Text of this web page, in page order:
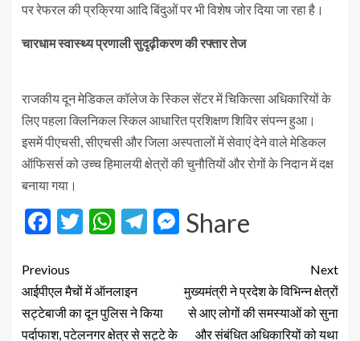
पर रेफरल की प्रक्रिया आदि बिंदुओं पर भी विशेष जोर दिया जा रहा है।
चारधाम स्वास्थ्य प्रणाली सुदृढ़ीकरण की रफ्तार तेज
राजकीय दून मेडिकल कॉलेज के स्किल सेंटर में चिकित्सा अधिकारियों के
लिए पहला क्लिनिकल स्किल आधारित प्रशिक्षण शिविर संपन्न हुआ।
इसमें पीएचसी, सीएचसी और जिला अस्पतालों में सेवाएं देने वाले मेडिकल
ऑफिसर्स को उच्च हिमालयी क्षेत्रों की चुनौतियों और रोगों के निदान में दक्ष
बनाया गया।
Facebook
Twitter
WhatsApp
Telegram
Messenger
Share
Previous
आईपीएल मैचों में ऑनलाइन
सट्टेबाजी का दून पुलिस ने किया
पर्दाफाश, पटेलनगर क्षेत्र से सट्टे के
Next
मुख्यमंत्री ने प्रदेश के विभिन्न क्षेत्रों
से आए लोगों की समस्याओं को सुना
और संबंधित अधिकारियों को यथा